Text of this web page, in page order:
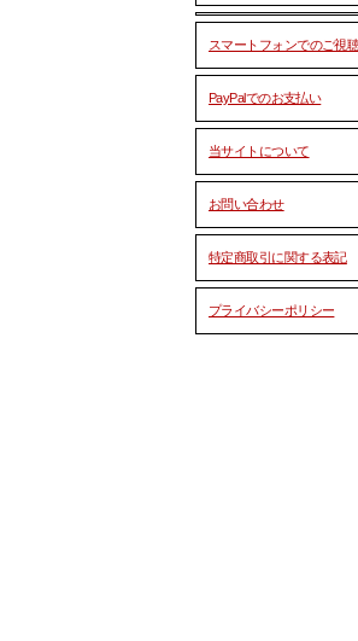
スマートフォンでのご視
PayPalでのお支払い
当サイトについて
お問い合わせ
特定商取引に関する表記
プライバシーポリシー